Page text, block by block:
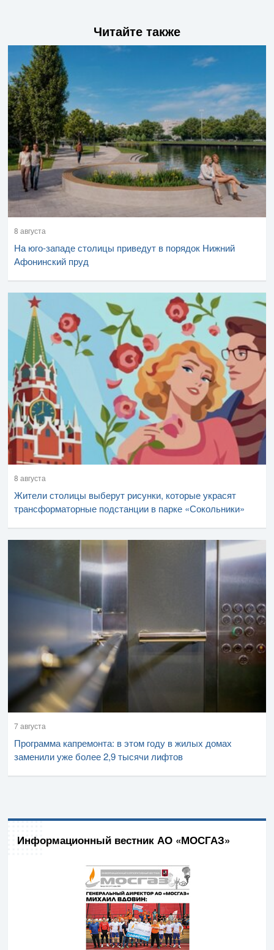
Читайте также
8 августа
На юго-западе столицы приведут в порядок Нижний
Афонинский пруд
8 августа
Жители столицы выберут рисунки, которые украсят
трансформаторные подстанции в парке «Сокольники»
7 августа
Программа капремонта: в этом году в жилых домах
заменили уже более 2,9 тысячи лифтов
Информационный вестник АО «МОСГАЗ»